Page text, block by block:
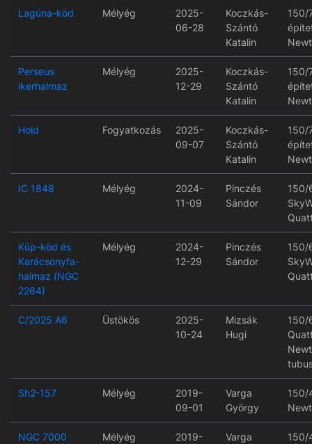
Lagúna-köd Mélyég
2025-
06-28
Koczkás-
Szántó
Katalin
150/
Perseus
ikerhalmaz
Mélyég
2025-
12-29
Koczkás-
Szántó
Katalin
150/
Hold Fogyatkozás
2025-
09-07
Koczkás-
Szántó
Katalin
150/
IC 1848 Mélyég
2024-
11-09
Pinczés
Sándor
150/
Kúp-köd és
Karácsonyfa-
halmaz (NGC
2264)
Mélyég
2024-
12-29
Pinczés
Sándor
150/
C/2025 A6 Üstökös
2025-
10-24
Mizsák
Hugi
150/
Sh2-157 Mélyég
2019-
09-01
Varga
György
150/
NGC 7000 Mélyég
2019-
Varga
150/